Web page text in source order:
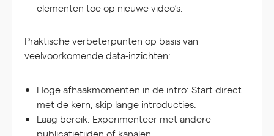
elementen toe op nieuwe video’s.
Praktische verbeterpunten op basis van
veelvoorkomende data-inzichten:
Hoge afhaakmomenten in de intro: Start direct
met de kern, skip lange introducties.
Laag bereik: Experimenteer met andere
publicatietijden of kanalen.